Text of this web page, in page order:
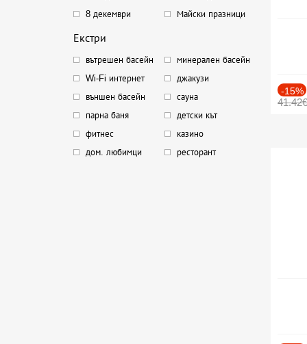
8 декември
Майски празници
Екстри
вътрешен басейн
минерален басейн
Wi-Fi интернет
джакузи
външен басейн
сауна
парна баня
детски кът
фитнес
казино
дом. любимци
ресторант
-15%
41.42€